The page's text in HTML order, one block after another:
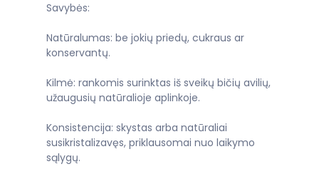
Savybės:
Natūralumas: be jokių priedų, cukraus ar
konservantų.
Kilmė: rankomis surinktas iš sveikų bičių avilių,
užaugusių natūralioje aplinkoje.
Konsistencija: skystas arba natūraliai
susikristalizavęs, priklausomai nuo laikymo
sąlygų.